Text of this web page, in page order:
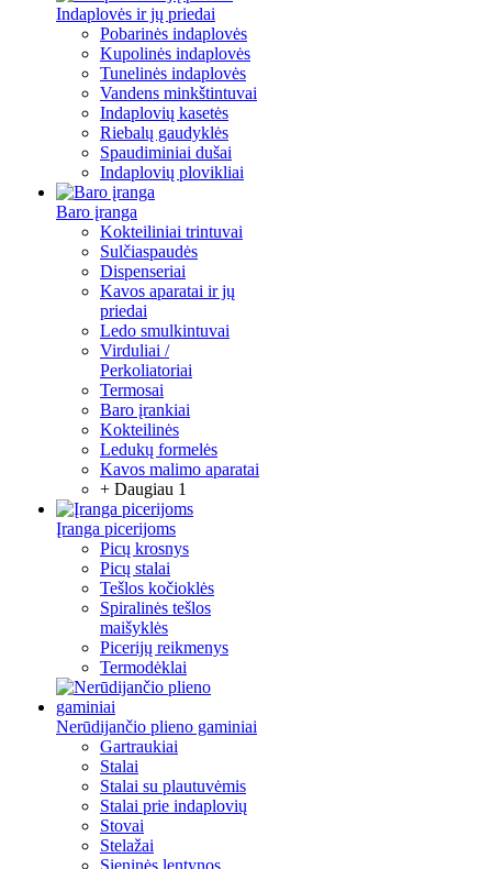
Indaplovės ir jų priedai
Pobarinės indaplovės
Kupolinės indaplovės
Tunelinės indaplovės
Vandens minkštintuvai
Indaplovių kasetės
Riebalų gaudyklės
Spaudiminiai dušai
Indaplovių plovikliai
Baro įranga
Kokteiliniai trintuvai
Sulčiaspaudės
Dispenseriai
Kavos aparatai ir jų
priedai
Ledo smulkintuvai
Virduliai /
Perkoliatoriai
Termosai
Baro įrankiai
Kokteilinės
Ledukų formelės
Kavos malimo aparatai
+ Daugiau 1
Įranga picerijoms
Picų krosnys
Picų stalai
Tešlos kočioklės
Spiralinės tešlos
maišyklės
Picerijų reikmenys
Termodėklai
Nerūdijančio plieno gaminiai
Gartraukiai
Stalai
Stalai su plautuvėmis
Stalai prie indaplovių
Stovai
Stelažai
Sieninės lentynos